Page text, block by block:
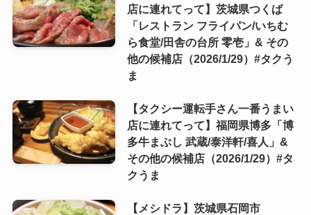
店に連れてって】茨城県つくば
「レストラン フライパン/いちむ
ら食堂/田舎の台所 零壱」& その
他の候補店（2026/1/29）#タクう
ま
【タクシー運転手さん一番うまい
店に連れてって】福岡県博多「博
多牛まぶし 武蔵/泰洋軒/喜人」&
その他の候補店（2026/1/29）#タ
クうま
【メシドラ】茨城県石岡市